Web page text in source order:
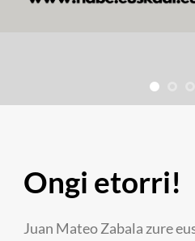
Ongi etorri!
Juan Mateo Zabala zure